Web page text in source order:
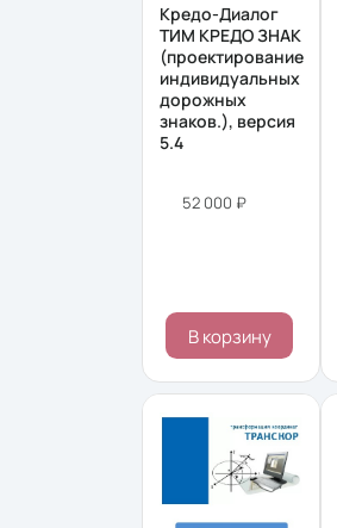
Кредо-Диалог
ТИМ КРЕДО ЗНАК
(проектирование
индивидуальных
дорожных
знаков.), версия
5.4
52 000 ₽
В корзину